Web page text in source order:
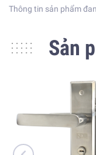
Thông tin sản phẩm
Sản